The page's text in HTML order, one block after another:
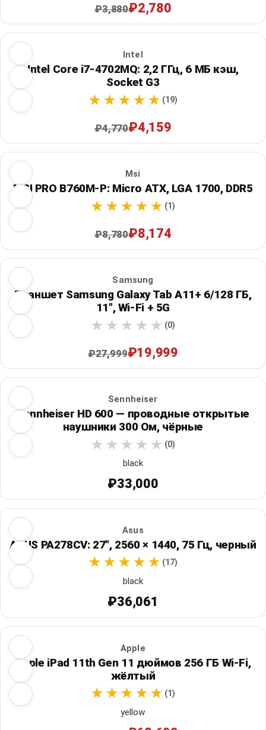
₽3,880₽2,780
Intel
Intel Core i7-4702MQ: 2,2 ГГц, 6 МБ кэш,
Socket G3
(19)
₽4,770₽4,159
Msi
MSI PRO B760M-P: Micro ATX, LGA 1700, DDR5
(1)
₽8,780₽8,174
Samsung
Планшет Samsung Galaxy Tab A11+ 6/128 ГБ,
11", Wi‑Fi + 5G
(0)
₽27,999₽19,999
Sennheiser
Sennheiser HD 600 — проводные открытые
наушники 300 Ом, чёрные
(0)
black
₽33,000
Asus
ASUS PA278CV: 27", 2560 × 1440, 75 Гц, черный
(17)
black
₽36,061
Apple
Apple iPad 11th Gen 11 дюймов 256 ГБ Wi‑Fi,
жёлтый
(1)
yellow